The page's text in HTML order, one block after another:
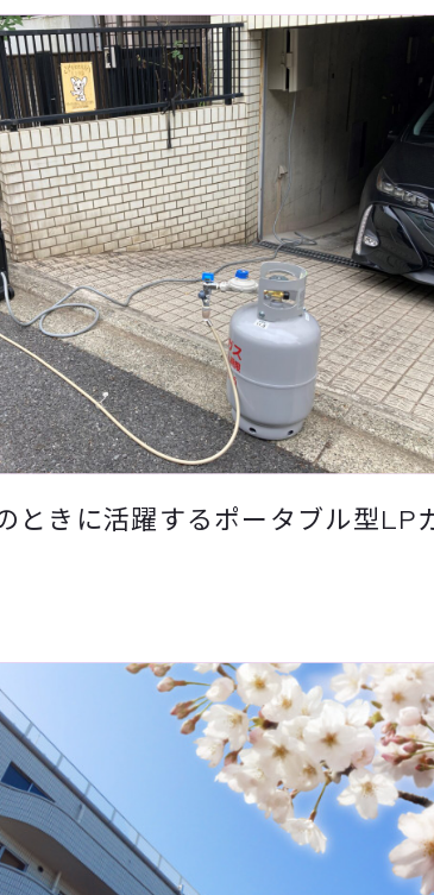
ときに活躍するポータブル型LP